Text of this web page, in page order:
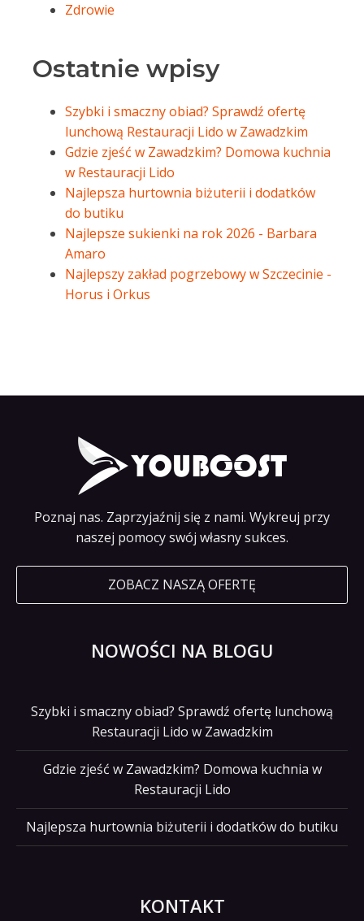
Zdrowie
Ostatnie wpisy
Szybki i smaczny obiad? Sprawdź ofertę
lunchową Restauracji Lido w Zawadzkim
Gdzie zjeść w Zawadzkim? Domowa kuchnia
w Restauracji Lido
Najlepsza hurtownia biżuterii i dodatków
do butiku
Najlepsze sukienki na rok 2026 - Barbara
Amaro
Najlepszy zakład pogrzebowy w Szczecinie -
Horus i Orkus
Poznaj nas. Zaprzyjaźnij się z nami. Wykreuj przy
naszej pomocy swój własny sukces.
ZOBACZ NASZĄ OFERTĘ
NOWOŚCI NA BLOGU
Szybki i smaczny obiad? Sprawdź ofertę lunchową
Restauracji Lido w Zawadzkim
Gdzie zjeść w Zawadzkim? Domowa kuchnia w
Restauracji Lido
Najlepsza hurtownia biżuterii i dodatków do butiku
KONTAKT